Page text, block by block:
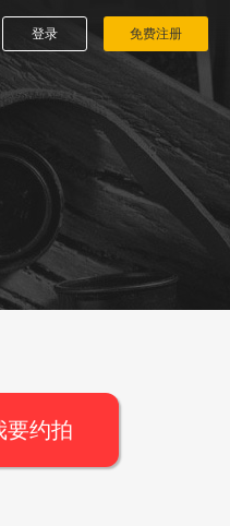
登录 免费注册
要约拍